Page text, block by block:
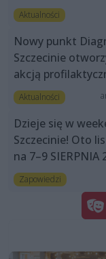
Aktualności
Nowy punkt
Szczecinie
akcją
Aktualności
Dzieje się w
Szczecinie! Oto
na 7–9 SIERPNIA
Zapowiedzi